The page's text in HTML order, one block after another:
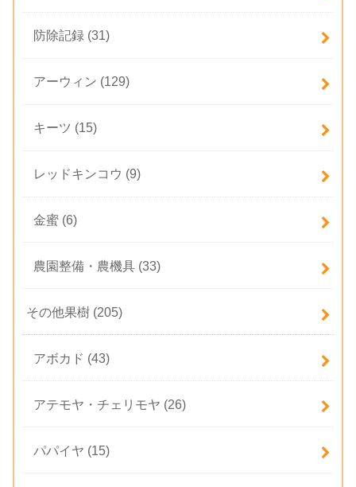
防除記録 (31)
アーウィン (129)
キーツ (15)
レッドキンコウ (9)
金蜜 (6)
農園整備・農機具 (33)
その他果樹 (205)
アボカド (43)
アテモヤ・チェリモヤ (26)
パパイヤ (15)